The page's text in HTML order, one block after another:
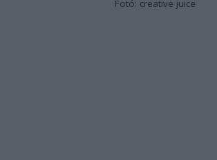
Fotó: creative juice